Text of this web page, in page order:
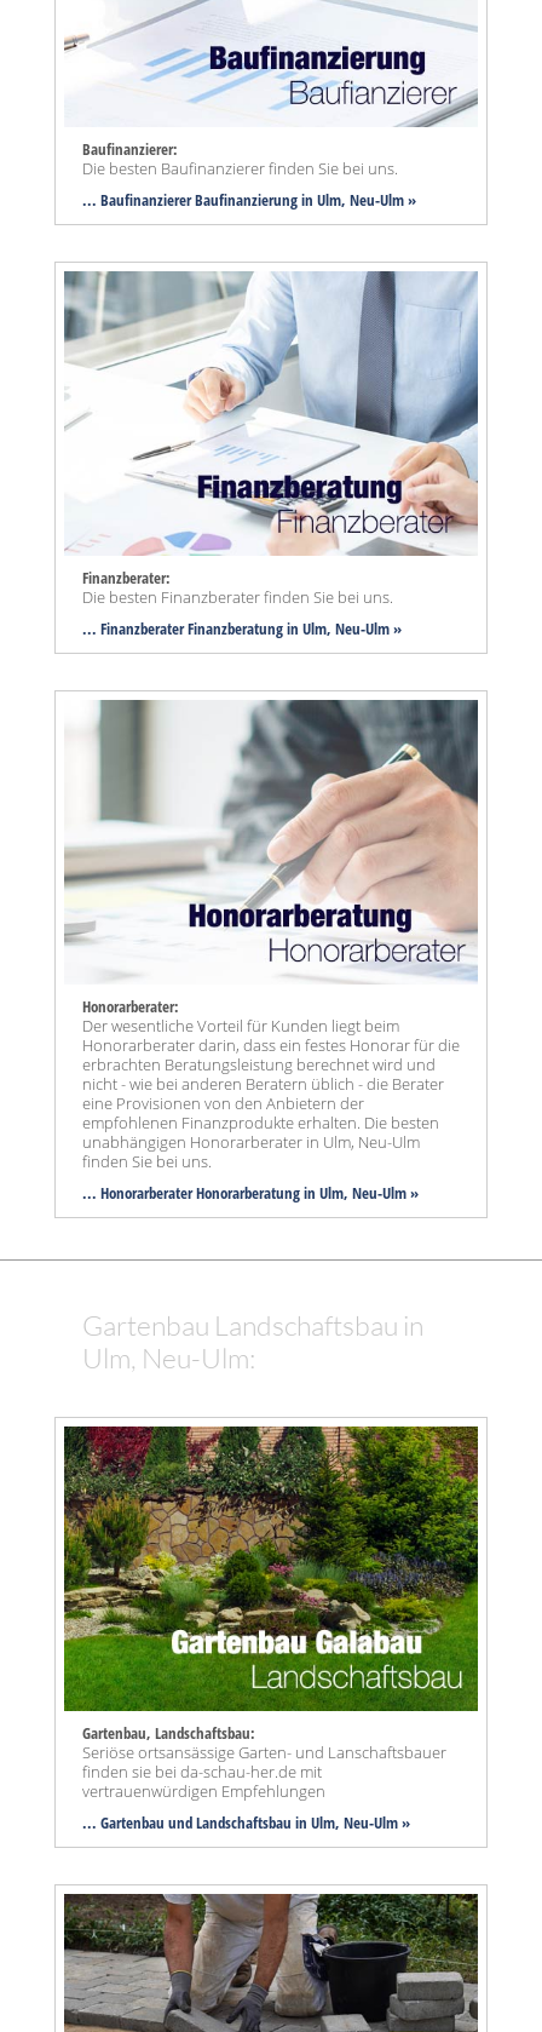
Baufinanzierer:
Die besten Baufinanzierer finden Sie bei uns.
... Baufinanzierer Baufinanzierung in Ulm, Neu-Ulm »
Finanzberater:
Die besten Finanzberater finden Sie bei uns.
... Finanzberater Finanzberatung in Ulm, Neu-Ulm »
Honorarberater:
Der wesentliche Vorteil für Kunden liegt beim
Honorarberater darin, dass ein festes Honorar für die
erbrachten Beratungsleistung berechnet wird und
nicht - wie bei anderen Beratern üblich - die Berater
eine Provisionen von den Anbietern der
empfohlenen Finanzprodukte erhalten. Die besten
unabhängigen Honorarberater in Ulm, Neu-Ulm
finden Sie bei uns.
... Honorarberater Honorarberatung in Ulm, Neu-Ulm »
Gartenbau Landschaftsbau in
Ulm, Neu-Ulm:
Gartenbau, Landschaftsbau:
Seriöse ortsansässige Garten- und Lanschaftsbauer
finden sie bei da-schau-her.de mit
vertrauenwürdigen Empfehlungen
... Gartenbau und Landschaftsbau in Ulm, Neu-Ulm »